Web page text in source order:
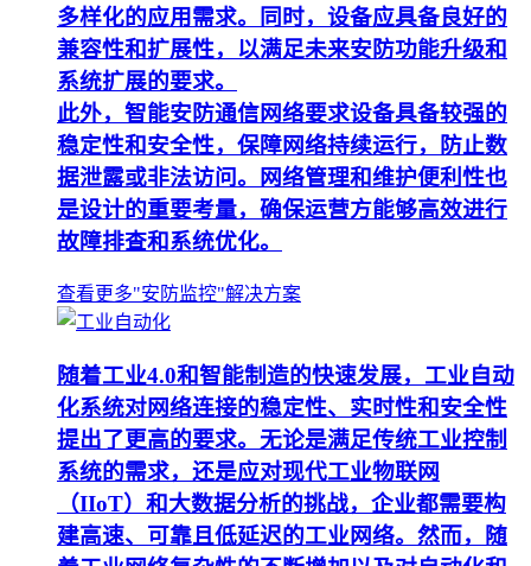
多样化的应用需求。同时，设备应具备良好的
兼容性和扩展性，以满足未来安防功能升级和
系统扩展的要求。
此外，智能安防通信网络要求设备具备较强的
稳定性和安全性，保障网络持续运行，防止数
据泄露或非法访问。网络管理和维护便利性也
是设计的重要考量，确保运营方能够高效进行
故障排查和系统优化。
查看更多"安防监控"解决方案
随着工业4.0和智能制造的快速发展，工业自动
化系统对网络连接的稳定性、实时性和安全性
提出了更高的要求。无论是满足传统工业控制
系统的需求，还是应对现代工业物联网
（IIoT）和大数据分析的挑战，企业都需要构
建高速、可靠且低延迟的工业网络。然而，随